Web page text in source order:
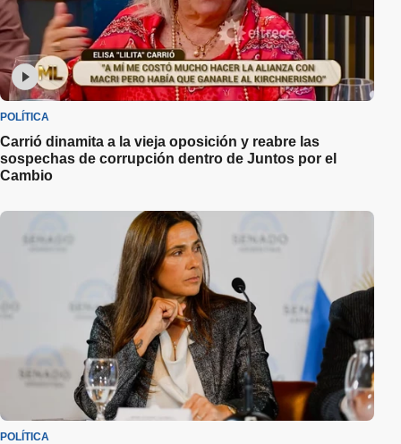
POLÍTICA
Carrió dinamita a la vieja oposición y reabre las
sospechas de corrupción dentro de Juntos por el
Cambio
POLÍTICA